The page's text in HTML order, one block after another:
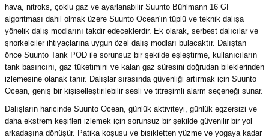
hava, nitroks, çoklu gaz ve ayarlanabilir Suunto Bühlmann 16 GF
algoritması dahil olmak üzere Suunto Ocean'ın tüplü ve teknik dalışa
yönelik dalış modlarını takdir edeceklerdir. Ek olarak, serbest dalıcılar ve
şnorkelciler ihtiyaçlarına uygun özel dalış modları bulacaktır. Dalıştan
önce Suunto Tank POD ile sorunsuz bir şekilde eşleştirme, kullanıcıların
tank basıncını, gaz tüketimini ve kalan gaz süresini doğrudan bileklerinden
izlemesine olanak tanır. Dalışlar sırasında güvenliği artırmak için Suunto
Ocean, geniş bir kişiselleştirilebilir sesli ve titreşimli alarm seçeneği sunar.
Dalışların haricinde Suunto Ocean, günlük aktiviteyi, günlük egzersizi ve
daha ekstrem keşifleri izlemek için sorunsuz bir şekilde güvenilir bir yol
arkadaşına dönüşür. Patika koşusu ve bisikletten yüzme ve yogaya kadar